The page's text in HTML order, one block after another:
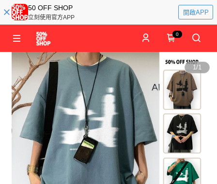
50 OFF SHOP
立刻使用官方APP
開啟APP
0
1/1